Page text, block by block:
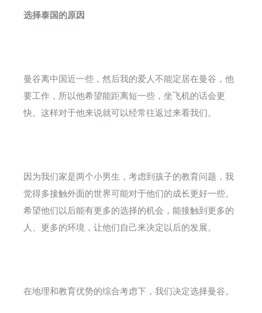
选择泰国的原因
曼谷离中国近一些，然后我的爱人不能定居在曼谷，他
要工作，所以他希望能距离短一些，坐飞机的话会更
快。这样对于他来说就可以经常往返过来看我们。
因为我们家是两个小男生，考虑到孩子的教育问题，我
觉得多接触外面的世界可能对于他们的成长更好一些。
希望他们以后能有更多的选择的机会，能接触到更多的
人、更多的环境，让他们自己来决定以后的发展。
在地理和教育优势的综合考虑下，我们决定选择曼谷。